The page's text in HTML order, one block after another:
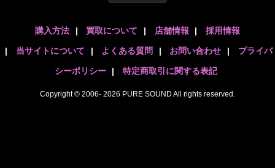
購入方法 | 買取について | 店舗情報 | 採用情報
| 当サイトについて | よくある質問 | お問い合わせ | プライバ
シーポリシー | 特定商取引に関する表記
Copyright © 2006- 2026 PURE SOUND All rights reserved.